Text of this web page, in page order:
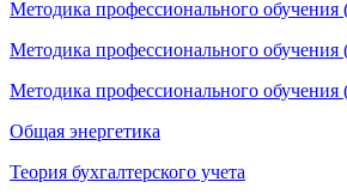
Методика профессионального
Методика профессионального
Методика профессионального
Общая энергетика
Теория бухгалтерского учета